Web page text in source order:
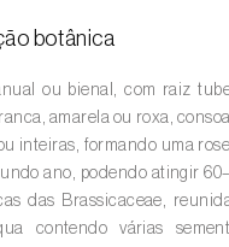
(-
condimentares e
Petroselinum,
Laurus,
Rosmarinus e
spp.)
botânica
ou bienal, com raiz
amarela ou roxa,
inteiras, formando uma
ano, podendo atingir
das Brassicaceae,
contendo várias